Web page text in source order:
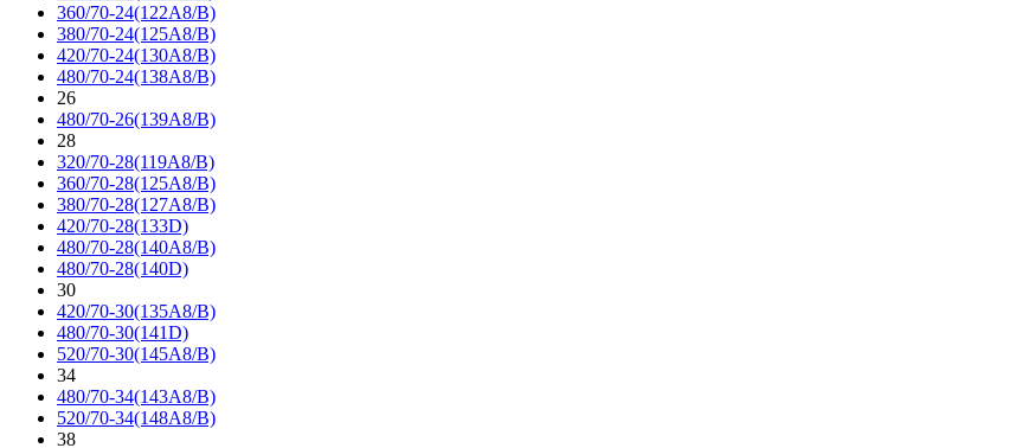
360/70-24(122A8/B)
380/70-24(125A8/B)
420/70-24(130A8/B)
480/70-24(138A8/B)
26
480/70-26(139A8/B)
28
320/70-28(119A8/B)
360/70-28(125A8/B)
380/70-28(127A8/B)
420/70-28(133D)
480/70-28(140A8/B)
480/70-28(140D)
30
420/70-30(135A8/B)
480/70-30(141D)
520/70-30(145A8/B)
34
480/70-34(143A8/B)
520/70-34(148A8/B)
38